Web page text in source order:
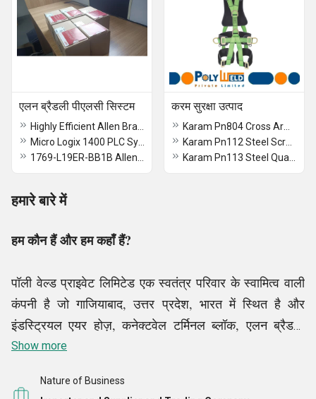
एलन ब्रैडली पीएलसी सिस्टम करम सुरक्षा उत्पाद
हमारे बारे में
हम कौन हैं और हम कहाँ हैं?
पॉली वेल्ड प्राइवेट लिमिटेड एक स्वतंत्र परिवार के स्वामित्व वाली
कंपनी है जो गाजियाबाद, उत्तर प्रदेश, भारत में स्थित है और
इंडस्ट्रियल एयर होज़, कनेक्टवेल टर्मिनल ब्लॉक, एलन ब्रैडली
इनपुट मॉड्यूल, श्मर्सल सेफ्टी रिले आदि जैसे उत्पादों की पेशकश
हैं जो सुरक्षा और औद्योगिक उत्पाद वितरित करने में विशिष्ट हैं।
Show more
Nature of Business